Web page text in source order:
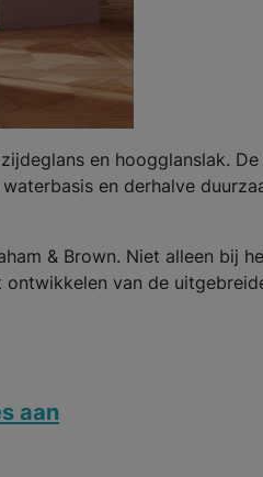
en hoogglanslak.
en derhalve
& Brown. Niet alleen bij
van de
aan